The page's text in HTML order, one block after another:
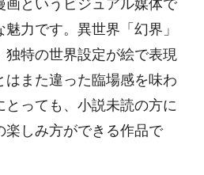
画というビジュアル媒体で
力です。異世界「幻界」
独特の世界設定が絵で表現
はまた違った臨場感を味わ
とっても、小説未読の方に
楽しみ方ができる作品で